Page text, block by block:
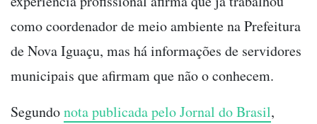
como coordenador de meio ambiente na Prefeitura
de Nova Iguaçu, mas há informações de servidores
municipais que afirmam que não o conhecem.
Segundonota publicada pelo Jornal do Brasil,